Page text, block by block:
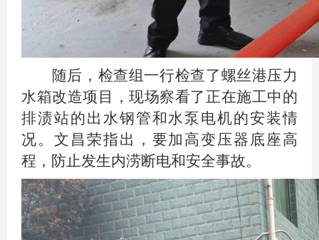
随后，检查组一行检查了螺丝港压力
水箱改造项目，现场察看了正在施工中的
排渍站的出水钢管和水泵电机的安装情
况。文昌荣指出，要加高变压器底座高
程，防止发生内涝断电和安全事故。